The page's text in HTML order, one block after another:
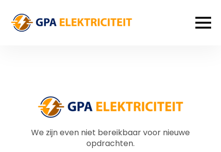
We zijn even niet bereikbaar voor nieuwe
opdrachten.